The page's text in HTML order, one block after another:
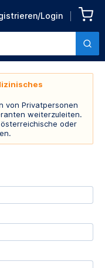
Login
von Privatpersonen
weiterzuleiten.
oder